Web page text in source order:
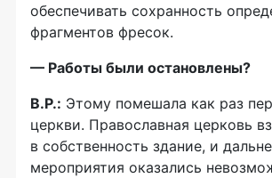
обеспечивать сохранность
фрагментов фресок.
— Работы были остановлены?
В.Р.: Этому помешала как раз
церкви. Православная церковь
в собственность здание, и
мероприятия оказались